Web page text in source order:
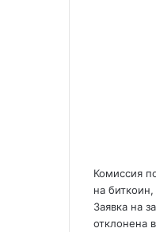
Комиссия
на
Заявка на
отклонена